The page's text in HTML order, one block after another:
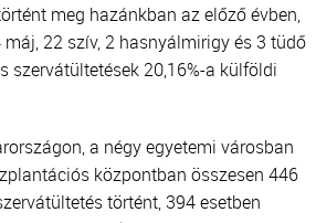
meg hazánkban az előző évben,
22 szív, 2 hasnyálmirigy és 3 tüdő
szervátültetések 20,16%-a külföldi
a négy egyetemi városban
központban összesen 446
történt, 394 esetben